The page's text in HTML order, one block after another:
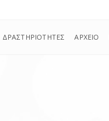
ΔΡΑΣΤΗΡΙΟΤΗΤΕΣ ΑΡΧΕΙΟ